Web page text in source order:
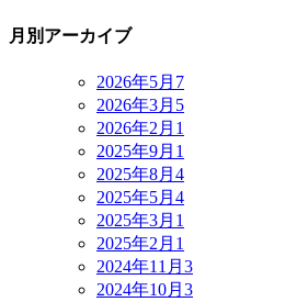
月別アーカイブ
2026年5月 7
2026年3月 5
2026年2月 1
2025年9月 1
2025年8月 4
2025年5月 4
2025年3月 1
2025年2月 1
2024年11月 3
2024年10月 3